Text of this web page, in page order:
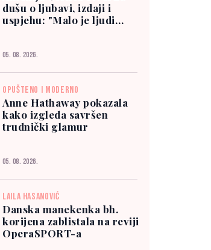
dušu o ljubavi, izdaji i
uspjehu: "Malo je ljudi
05. 08. 2026.
OPUŠTENO I MODERNO
Anne Hathaway pokazala
kako izgleda savršen
trudnički glamur
05. 08. 2026.
LAILA HASANOVIĆ
Danska manekenka bh.
korijena zablistala na reviji
OperaSPORT-a